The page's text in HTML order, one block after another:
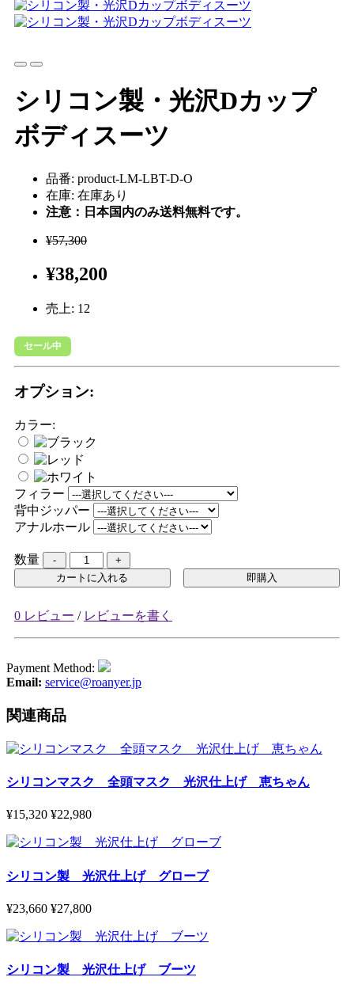
シリコン製・光沢Dカップ
ボディスーツ
品番: product-LM-LBT-D-O
在庫: 在庫あり
注意：日本国内のみ送料無料です。
¥57,300
¥38,200
売上: 12
セール中
オプション:
カラー:
フィラー
背中ジッパー
アナルホール
数量
カートに入れる 即購入
0 レビュー / レビューを書く
Payment Method:
Email: service@roanyer.jp
関連商品
シリコンマスク 全頭マスク 光沢仕上げ 恵ちゃん
¥15,320 ¥22,980
シリコン製 光沢仕上げ グローブ
¥23,660 ¥27,800
シリコン製 光沢仕上げ ブーツ